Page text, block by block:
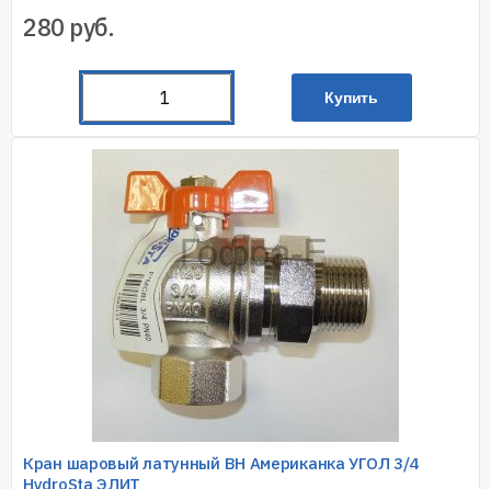
280 руб.
Купить
Кран шаровый латунный ВН Американка УГОЛ 3/4
HydroSta ЭЛИТ